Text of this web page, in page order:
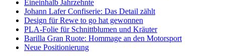
Eineinhalb Jahrzehnte
Johann Lafer Confiserie: Das Detail zählt
Design für Rewe to go hat gewonnen
PLA-Folie für Schnittblumen und Kräuter
Barilla Gran Ruote: Hommage an den Motorsport
Neue Positionierung